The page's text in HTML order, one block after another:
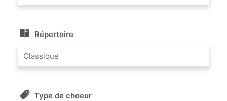
Répertoire
Classique
Type de choeur